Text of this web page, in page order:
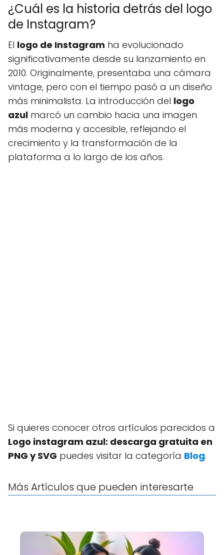
¿Cuál es la historia detrás del logo
de Instagram?
El logo de Instagram ha evolucionado
significativamente desde su lanzamiento en
2010. Originalmente, presentaba una cámara
vintage, pero con el tiempo pasó a un diseño
más minimalista. La introducción del logo
azul marcó un cambio hacia una imagen
más moderna y accesible, reflejando el
crecimiento y la transformación de la
plataforma a lo largo de los años.
Si quieres conocer otros artículos parecidos a
Logo instagram azul: descarga gratuita en
PNG y SVG puedes visitar la categoría Blog.
Más Artículos que pueden interesarte